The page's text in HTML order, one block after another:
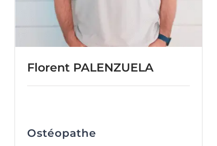
Florent PALENZUELA
Ostéopathe